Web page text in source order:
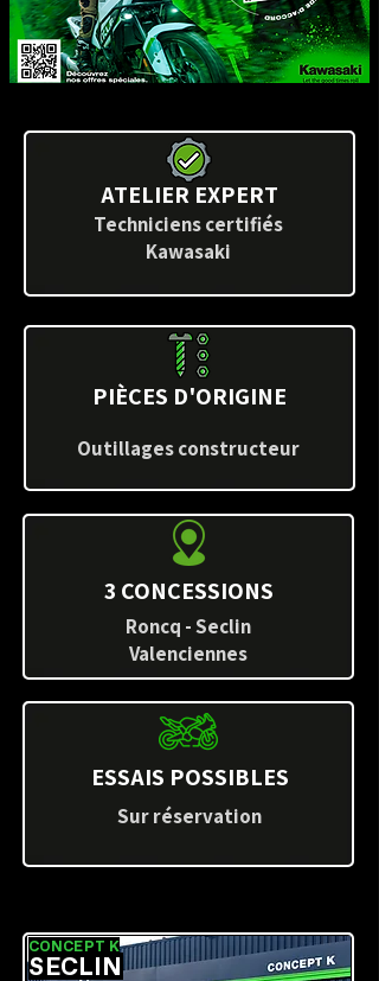
ATELIER EXPERT
Techniciens certifiés
Kawasaki
PIÈCES D'ORIGINE
Outillages constructeur
3 CONCESSIONS
Roncq - Seclin
Valenciennes
ESSAIS POSSIBLES
Sur réservation
CONCEPT K
SECLIN